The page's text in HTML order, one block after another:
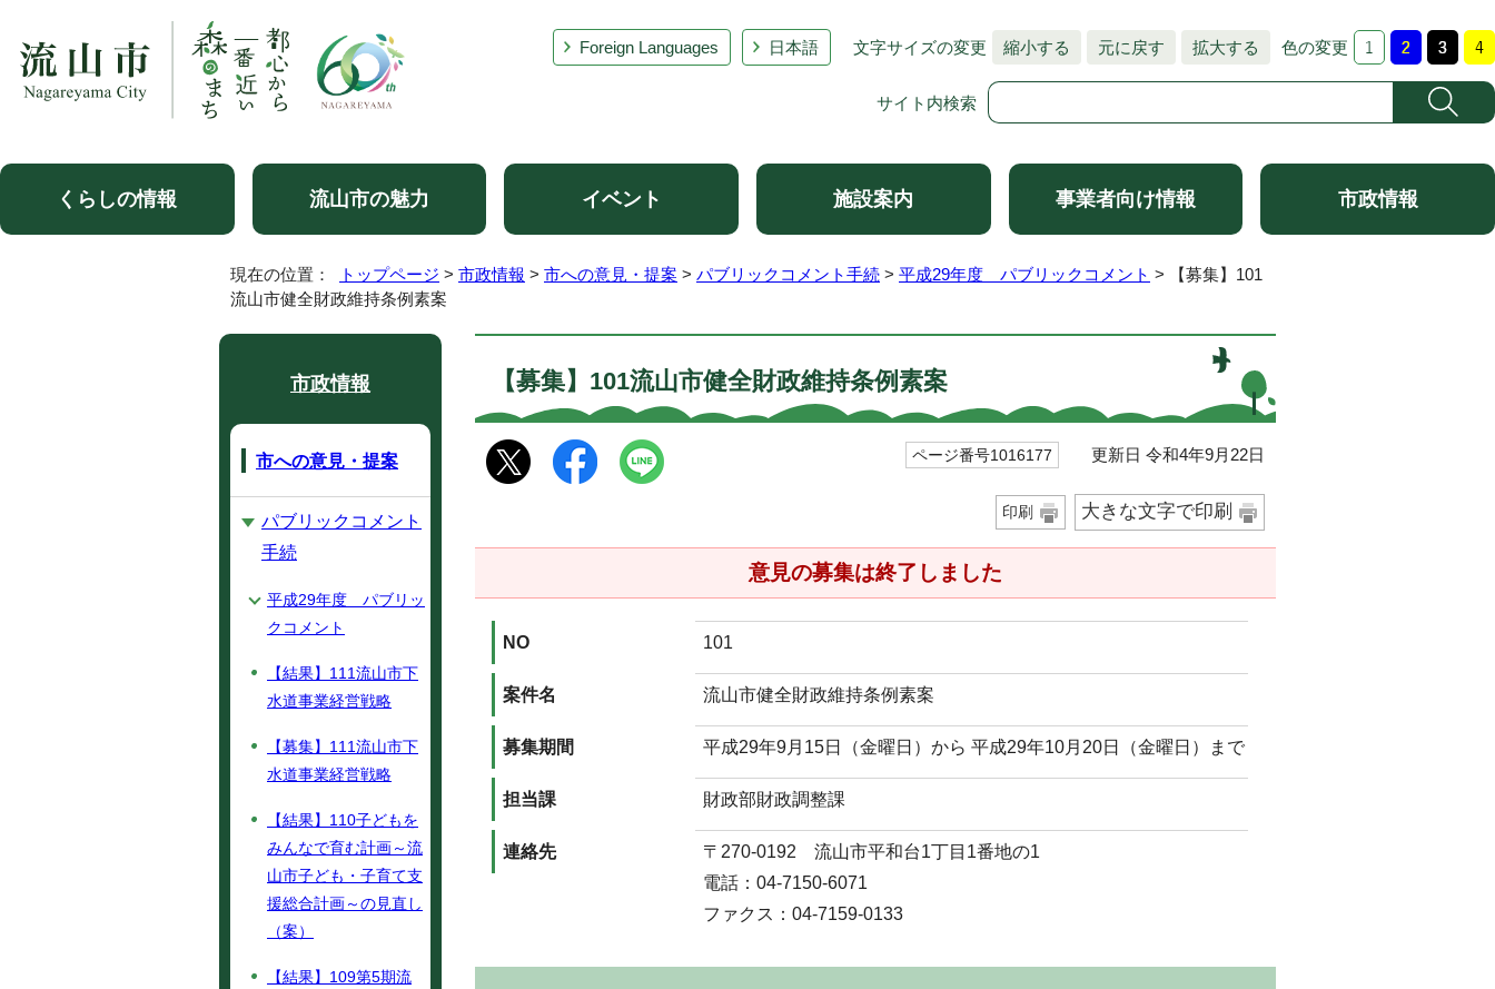
Foreign Languages 日本語 文字サイズの変更 縮小する 元に戻す 拡大する 色の変更
サイト内検索
くらしの情報 流山市の魅力 イベント 施設案内 事業者向け情報 市政情報
現在の位置： トップページ > 市政情報 > 市への意見・提案 > パブリックコメント手続 > 平成29年度 パブリックコメント > 【募集】101
流山市健全財政維持条例素案
【募集】101流山市健全財政維持条例素案
ページ番号1016177 更新日 令和4年9月22日
印刷 大きな文字で印刷
意見の募集は終了しました
NO 101
案件名 流山市健全財政維持条例素案
募集期間 平成29年9月15日（金曜日）から 平成29年10月20日（金曜日）まで
担当課 財政部財政調整課
連絡先
〒270-0192 流山市平和台1丁目1番地の1
電話：04-7150-6071
ファクス：04-7159-0133
市政情報
市への意見・提案
パブリックコメント
手続
平成29年度 パブリッ
クコメント
【結果】111流山市下
水道事業経営戦略
【募集】111流山市下
水道事業経営戦略
【結果】110子どもを
みんなで育む計画～流
山市子ども・子育て支
援総合計画～の見直し
（案）
【結果】109第5期流